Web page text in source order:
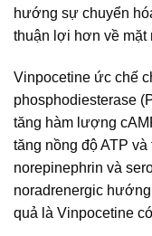
hướng sự chuyển
thuận lợi hơn về mặt
Vinpocetine ức chế
phosphodiesterase
tăng hàm lượng
tăng nồng độ ATP
norepinephrin và
noradrenergic
quả là Vinpocetine